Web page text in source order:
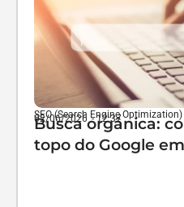
SEO (Search Engine Optimization)
02/06/2026 - 12:37
Busca orgânica:
topo do Google